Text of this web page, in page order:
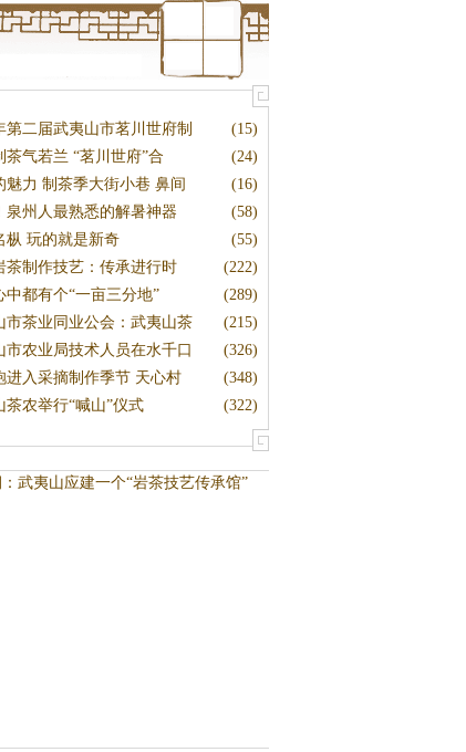
(15)
第二届武夷山市茗川世府制
(24)
茶气若兰 “茗川世府”合
(16)
魅力 制茶季大街小巷 鼻间
(58)
泉州人最熟悉的解暑神器
(55)
枞 玩的就是新奇
(222)
茶制作技艺：传承进行时
(289)
中都有个“一亩三分地”
(215)
市茶业同业公会：武夷山茶
(326)
市农业局技术人员在水千口
(348)
进入采摘制作季节 天心村
(322)
茶农举行“喊山”仪式